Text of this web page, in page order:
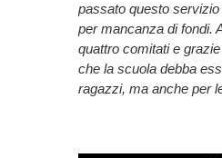
passato questo
per mancanza di fondi.
quattro comitati e
che la scuola debba
ragazzi, ma anche per